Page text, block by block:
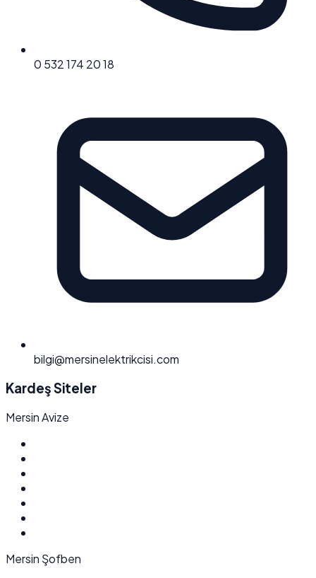
0 532 174 20 18
bilgi@mersinelektrikcisi.com
Kardeş Siteler
Mersin Avize
Mersin Şofben